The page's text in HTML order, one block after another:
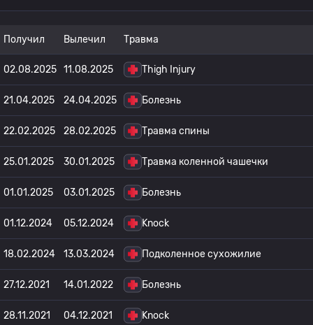
Получил Вылечил Травма
02.08.2025 11.08.2025 Thigh Injury
21.04.2025 24.04.2025 Болезнь
22.02.2025 28.02.2025 Травма спины
25.01.2025 30.01.2025 Травма коленной чашечки
01.01.2025 03.01.2025 Болезнь
01.12.2024 05.12.2024 Knock
18.02.2024 13.03.2024 Подколенное сухожилие
27.12.2021 14.01.2022 Болезнь
28.11.2021 04.12.2021 Knock